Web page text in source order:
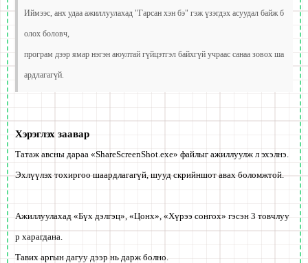
Иймээс, анх удаа ажиллуулахад "Гарсан хэн бэ" гэж үзэгдэх асуудал байж б
олох боловч,
програм дээр ямар нэгэн аюултай гүйцэтгэл байхгүй учраас санаа зовох ша
ардлагагүй.
Хэрэглэх заавар
Татаж авсны дараа «ShareScreenShot.exe» файлыг ажиллуулж л эхэлнэ.
Эхлүүлэх тохиргоо шаардлагагүй, шууд скрийншот авах боломжтой.
Ажиллуулахад «Бүх дэлгэц», «Цонх», «Хүрээ сонгох» гэсэн 3 товчлуу
р харагдана.
Тавих аргын дагуу дээр нь дарж болно.